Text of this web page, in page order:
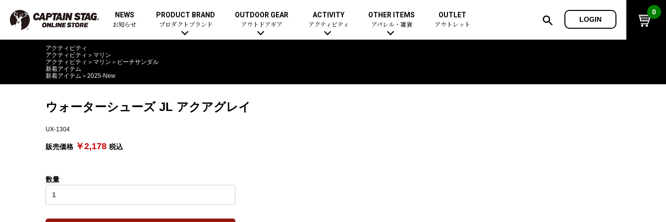
NEWS
お知らせ
PRODUCT BRAND
プロダクトブランド
OUTDOOR GEAR
アウトドアギア
ACTIVITY
アクティビティ
OTHER ITEMS
アパレル・雑貨
OUTLET
アウトレット
LOGIN
0
アクティビティ
アクティビティ ＞ マリン
アクティビティ ＞ マリン ＞ ビーチサンダル
新着アイテム
新着アイテム ＞ 2025-New
ウォーターシューズ JL アクアグレイ
UX-1304
販売価格 ￥2,178 税込
数量